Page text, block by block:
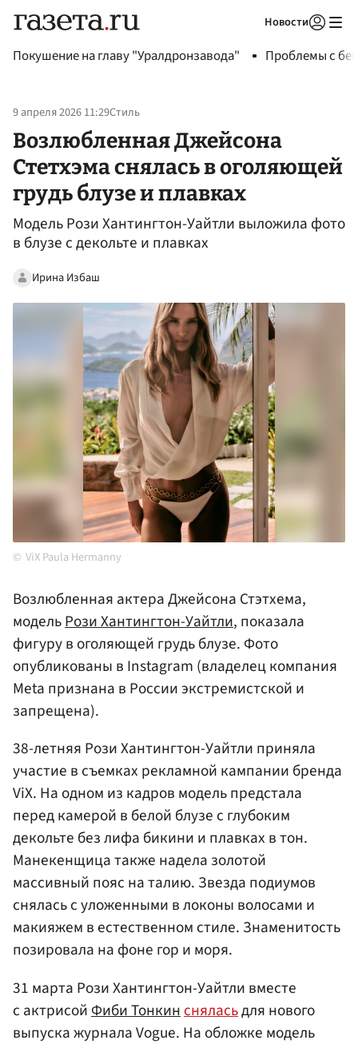
Новости
Покушение на главу "Уралдронзавода" Проблемы с
9 апреля 2026 11:29Стиль
Возлюбленная Джейсона
Стетхэма снялась в оголяющей
грудь блузе и плавках
Модель Рози Хантингтон-Уайтли выложила фото
в блузе с декольте и плавках
Ирина Избаш
ViX Paula Hermanny
Возлюбленная актера Джейсона Стэтхема,
модельРози Хантингтон-Уайтли, показала
фигуру в оголяющей грудь блузе. Фото
опубликованы в Instagram (владелец компания
Meta признана в России экстремистской и
запрещена).
38-летняя Рози Хантингтон-Уайтли приняла
участие в съемках рекламной кампании бренда
ViX. На одном из кадров модель предстала
перед камерой в белой блузе с глубоким
декольте без лифа бикини и плавках в тон.
Манекенщица также надела золотой
массивный пояс на талию. Звезда подиумов
снялась с уложенными в локоны волосами и
макияжем в естественном стиле. Знаменитость
позировала на фоне гор и моря.
31 марта Рози Хантингтон-Уайтли вместе
с актрисой Фиби Тонкин сняласьдля нового
выпуска журнала Vogue. На обложке модель